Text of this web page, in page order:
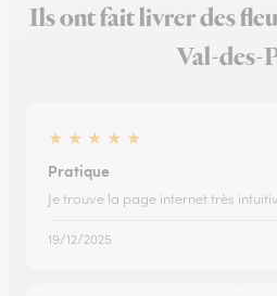
Ils ont fait livrer des
Val-des-
★ ★ ★ ★ ★
Pratique
Je trouve la page internet très
19/12/2025